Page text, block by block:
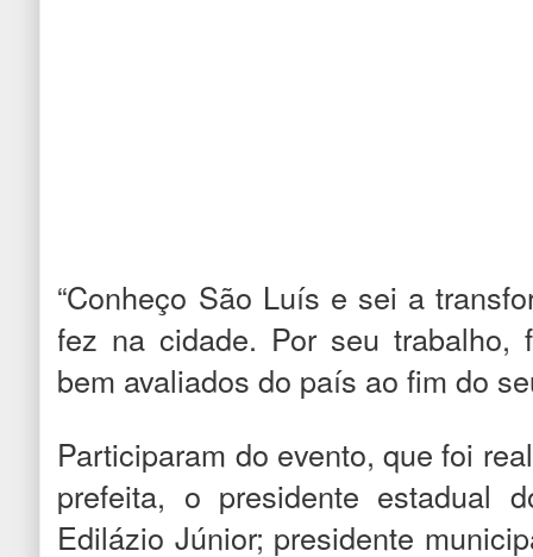
“Conheço São Luís e sei a
fez na cidade. Por seu trabalho,
bem avaliados do país ao fim do
Participaram do evento, que foi
prefeita, o presidente estadual
Edilázio Júnior; presidente